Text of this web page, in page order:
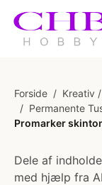
Forside / Kreativ
/ Permanente
Promarker
Dele af
med hjælp fra